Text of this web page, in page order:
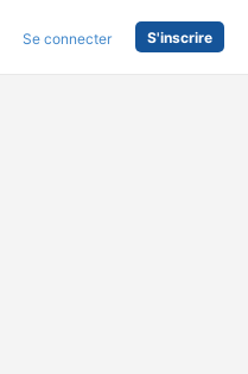
Se connecter S'inscrire